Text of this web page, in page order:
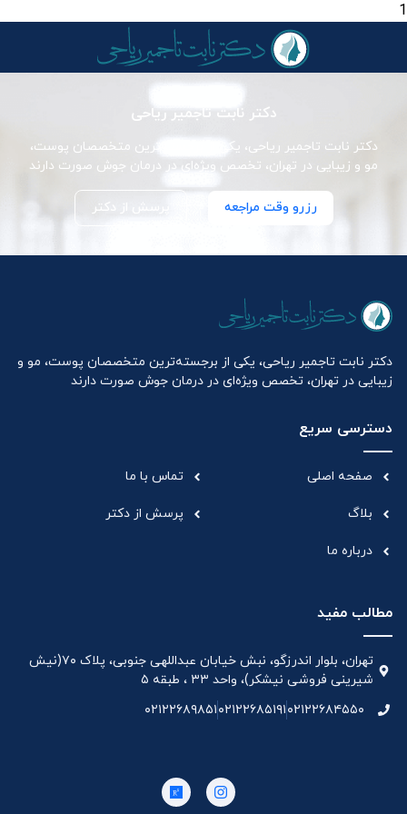
1
دکتر نابت تاجمیر ریاحی
دکتر نابت تاجمیر ریاحی، یکی از برجسته‌ترین متخصصان پوست،
مو و زیبایی در تهران، تخصص ویژه‌ای در درمان جوش صورت دارند
رزرو وقت مراجعه پرسش از دکتر
دکتر نابت تاجمیر ریاحی، یکی از برجسته‌ترین متخصصان پوست، مو و
زیبایی در تهران، تخصص ویژه‌ای در درمان جوش صورت دارند
دسترسی سریع
صفحه اصلی
بلاگ
درباره ما
تماس با ما
پرسش از دکتر
مطالب مفید
تهران، بلوار اندرزگو، نبش خیابان عبداللهی جنوبی، پلاک ۷۰(نیش
شیرینی فروشی نیشکر)، واحد ۳۳ ، طبقه ۵
۰۲۱۲۲۶۸۴۵۵۰۰۲۱۲۲۶۸۵۱۹۱۰۲۱۲۲۶۸۹۸۵۱